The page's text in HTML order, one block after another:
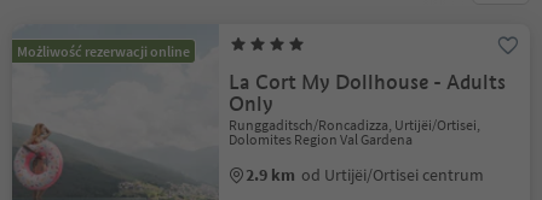
Możliwość rezerwacji online
La Cort My Dollhouse - Adults
Only
Runggaditsch/Roncadizza, Urtijëi/Ortisei,
Dolomites Region Val Gardena
2.9 km od Urtijëi/Ortisei centrum